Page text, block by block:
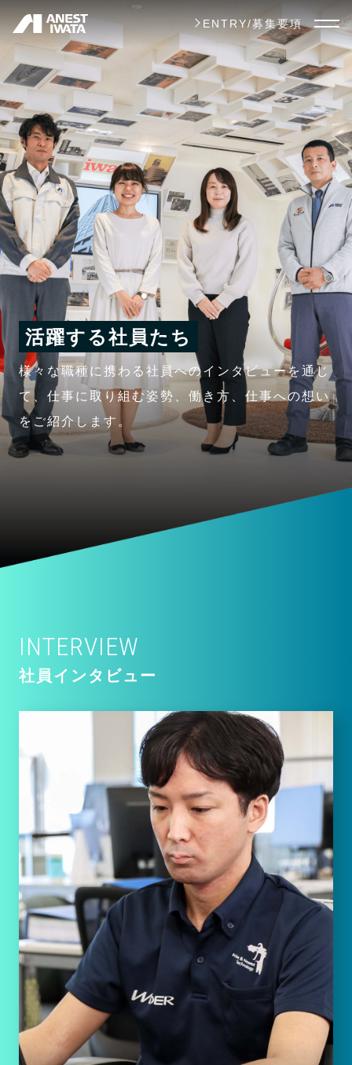
イ
コ
ン
テ
ン
ツ
に
移
動
ENTRY/募集要項
活躍する社員たち
様々な職種に携わる社員へのインタビューを通じ
て、仕事に取り組む姿勢、 働き方、仕事への想い
をご紹介します。
INTERVIEW
社員インタビュー